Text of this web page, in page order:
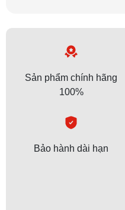
Sản phẩm chính hãng
100%
Bảo hành dài hạn